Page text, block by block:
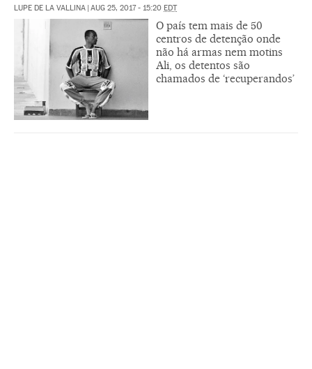
LUPE DE LA VALLINA | AUG 25, 2017 - 15:20 EDT
O país tem mais de 50
centros de detenção onde
não há armas nem motins
Ali, os detentos são
chamados de ‘recuperandos’